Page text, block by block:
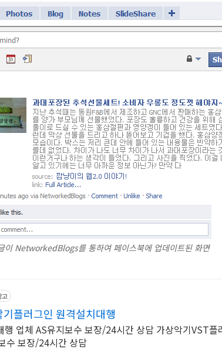
이 NetworkedBlogs를 통하여 페이스북에 업데이트된 화면
고
플러그인 원격설치대행
업체 AS유지보수 보장/24시간 상담 가상악기VST플
수 보장/24시간 상담